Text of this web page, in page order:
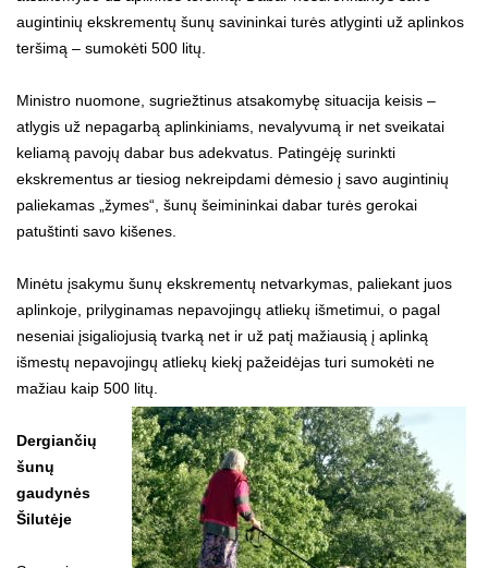
augintinių ekskrementų šunų savininkai turės atlyginti už aplinkos
teršimą – sumokėti 500 litų.
Ministro nuomone, sugriežtinus atsakomybę situacija keisis –
atlygis už nepagarbą aplinkiniams, nevalyvumą ir net sveikatai
keliamą pavojų dabar bus adekvatus. Patingėję surinkti
ekskrementus ar tiesiog nekreipdami dėmesio į savo augintinių
paliekamas „žymes“, šunų šeimininkai dabar turės gerokai
patuštinti savo kišenes.
Minėtu įsakymu šunų ekskrementų netvarkymas, paliekant juos
aplinkoje, prilyginamas nepavojingų atliekų išmetimui, o pagal
neseniai įsigaliojusią tvarką net ir už patį mažiausią į aplinką
išmestų nepavojingų atliekų kiekį pažeidėjas turi sumokėti ne
mažiau kaip 500 litų.
Dergiančių
šunų
gaudynės
Šilutėje